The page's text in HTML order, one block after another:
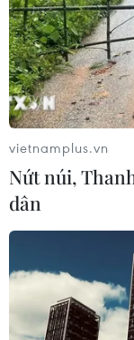
vietnamplus.vn
Nứt núi,
dân